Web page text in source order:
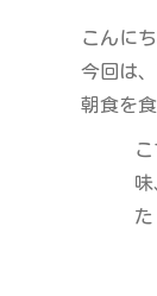
こんに
今回は
朝食を
た